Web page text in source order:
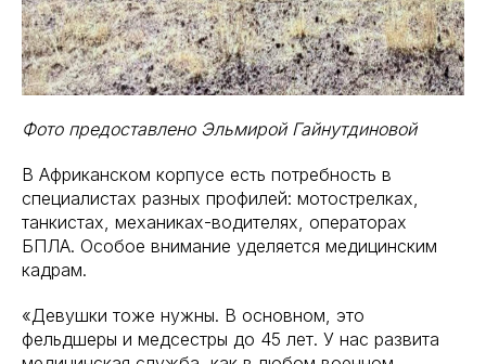
Фото предоставлено Эльмирой Гайнутдиновой
В Африканском корпусе есть потребность в
специалистах разных профилей: мотострелках,
танкистах, механиках-водителях, операторах
БПЛА. Особое внимание уделяется медицинским
кадрам.
«Девушки тоже нужны. В основном, это
фельдшеры и медсестры до 45 лет. У нас развита